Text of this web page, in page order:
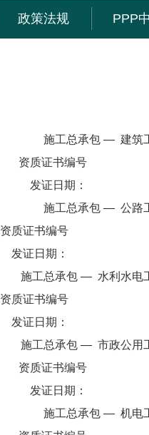
施工总承包 — 建筑
资质证书编号
发证日期：
施工总承包 — 公路
资质证书编号
发证日期：
施工总承包 — 水利水电
资质证书编号
发证日期：
施工总承包 — 市政公用
资质证书编号
发证日期：
施工总承包 — 机电
政策法规 PPP